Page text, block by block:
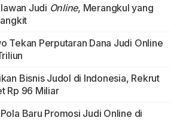
Judi Online, Merangkul yang
Tekan Perputaran Dana Judi Online
Bisnis Judol di Indonesia, Rekrut
Rp 96 Miliar
Baru Promosi Judi Online di